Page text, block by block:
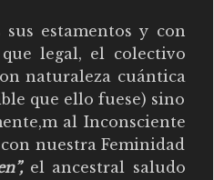
estamentos y con
legal, el colectivo
naturaleza cuántica
que ello fuese) sino
al Inconsciente
nuestra Feminidad
el ancestral saludo